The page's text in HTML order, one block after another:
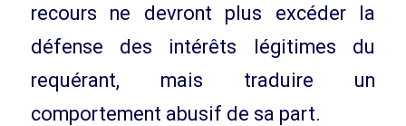
recours ne devront plus excéder la
défense des intérêts légitimes du
requérant, mais traduire un
comportement abusif de sa part.